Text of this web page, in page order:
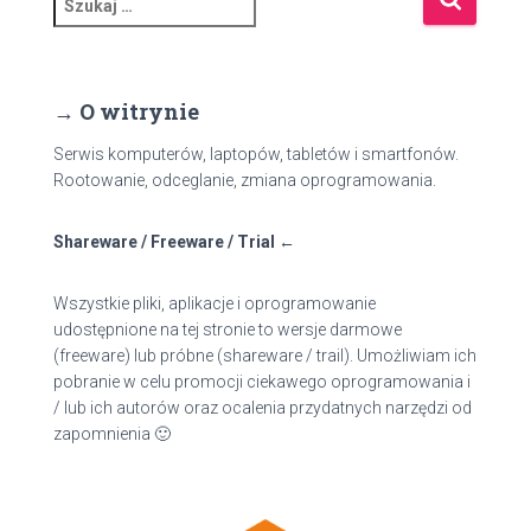
z
:
→ O witrynie
Serwis komputerów, laptopów, tabletów i smartfonów.
Rootowanie, odceglanie, zmiana oprogramowania.
Shareware / Freeware / Trial ←
Wszystkie pliki, aplikacje i oprogramowanie
udostępnione na tej stronie to wersje darmowe
(freeware) lub próbne (shareware / trail). Umożliwiam ich
pobranie w celu promocji ciekawego oprogramowania i
/ lub ich autorów oraz ocalenia przydatnych narzędzi od
zapomnienia 🙂